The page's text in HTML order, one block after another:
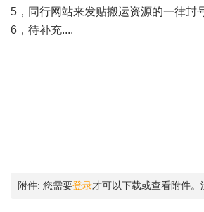
5，同行网站来发贴搬运资源的一律封
6，待补充....
附件: 您需要登录才可以下载或查看附件。